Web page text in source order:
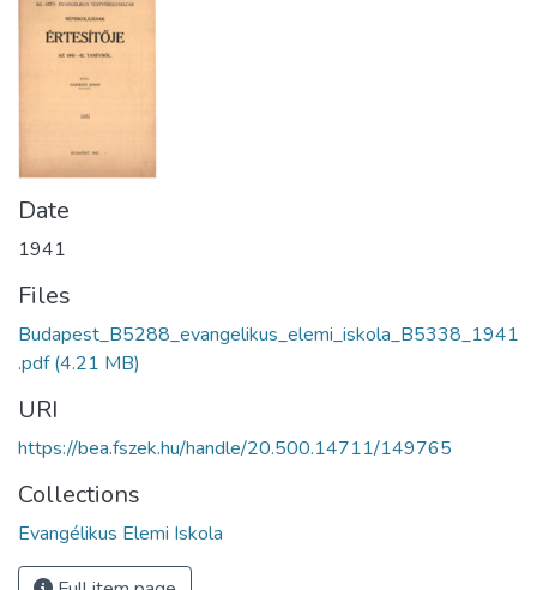
Date
1941
Files
Budapest_B5288_evangelikus_elemi_iskola_B5338_1941
.pdf(4.21 MB)
URI
https://bea.fszek.hu/handle/20.500.14711/149765
Collections
Evangélikus Elemi Iskola